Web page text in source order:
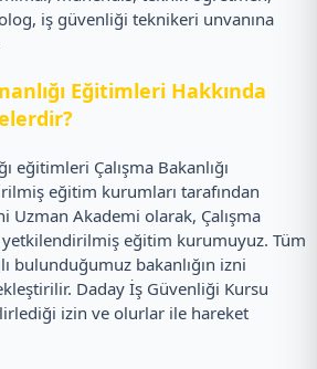
iş güvenliği teknikeri unvanına
Eğitimleri Hakkında
eğitimleri Çalışma Bakanlığı
eğitim kurumları tarafından
Uzman Akademi olarak, Çalışma
yetkilendirilmiş eğitim kurumuyuz. Tüm
bulunduğumuz bakanlığın izni
Daday İş Güvenliği Kursu
izin ve olurlar ile hareket